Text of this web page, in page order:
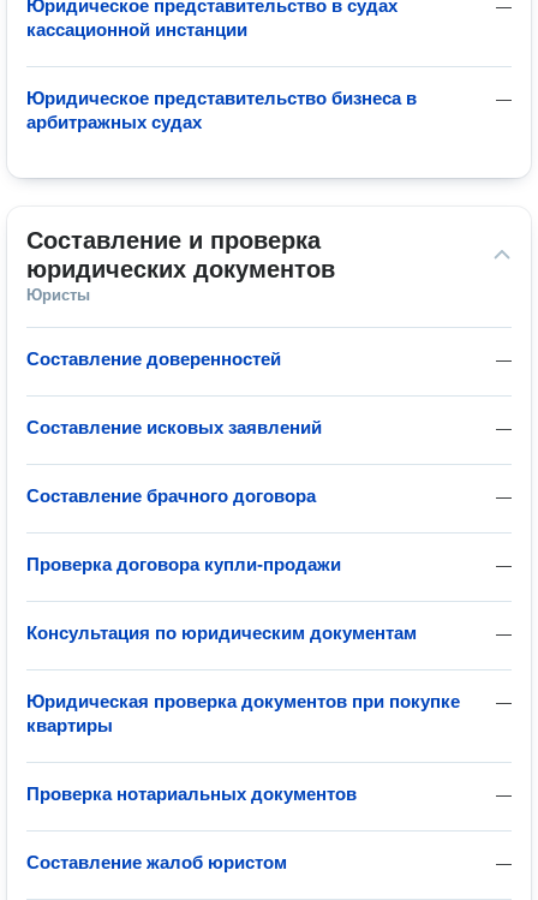
—
Юридическое представительство в судах
кассационной инстанции
—
Юридическое представительство бизнеса в
арбитражных судах
Составление и проверка
юридических документов
Юристы
—
Составление доверенностей
—
Составление исковых заявлений
—
Составление брачного договора
—
Проверка договора купли-продажи
—
Консультация по юридическим документам
—
Юридическая проверка документов при покупке
квартиры
—
Проверка нотариальных документов
—
Составление жалоб юристом